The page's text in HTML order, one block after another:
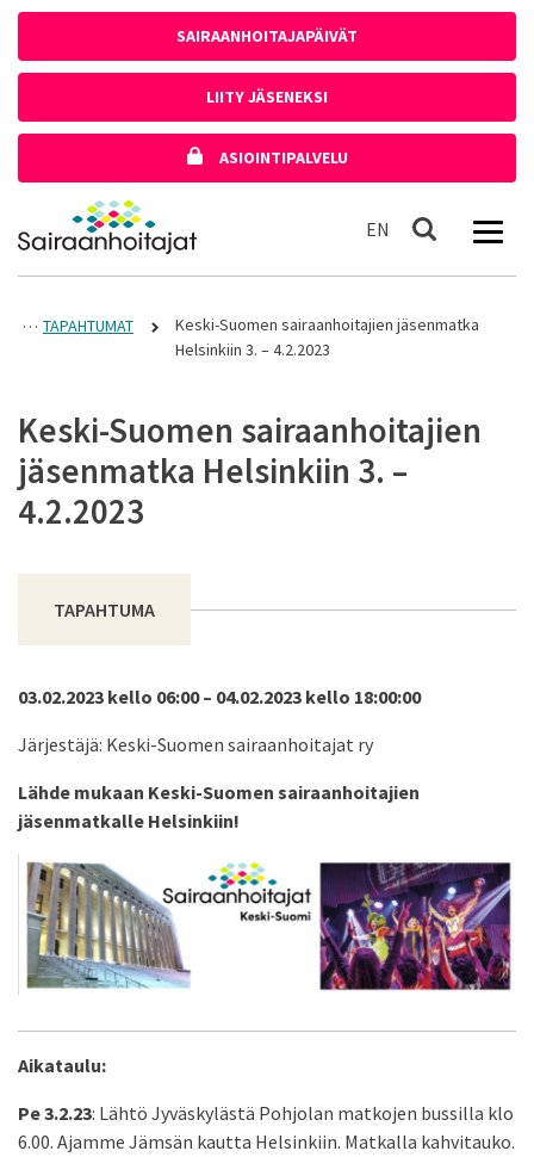
SAIRAANHOITAJAPÄIVÄT
LIITY JÄSENEKSI
ASIOINTIPALVELU
Etusivulle
EN In English
Haku
TAPAHTUMAT
Keski-Suomen sairaanhoitajien jäsenmatka
Helsinkiin 3. – 4.2.2023
Keski-Suomen sairaanhoitajien
jäsenmatka Helsinkiin 3. –
4.2.2023
TAPAHTUMA
03.02.2023 kello 06:00 – 04.02.2023 kello 18:00:00
Järjestäjä: Keski-Suomen sairaanhoitajat ry
Lähde mukaan Keski-Suomen sairaanhoitajien
jäsenmatkalle Helsinkiin!
Aikataulu:
Pe 3.2.23: Lähtö Jyväskylästä Pohjolan matkojen bussilla klo
6.00. Ajamme Jämsän kautta Helsinkiin. Matkalla kahvitauko.